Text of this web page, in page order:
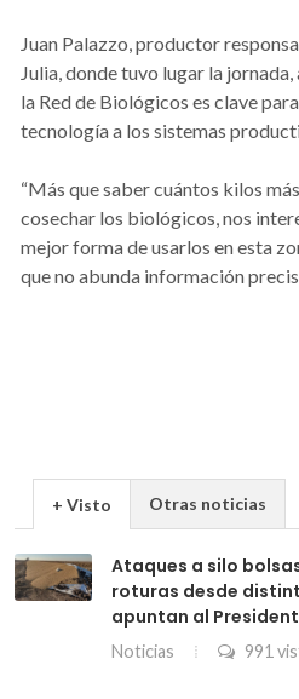
Juan Palazzo, productor
Julia, donde tuvo lugar la
la Red de Biológicos es clave
tecnología a los sistemas
“Más que saber cuántos kilos
cosechar los biológicos, nos
mejor forma de usarlos en esta
que no abunda información
+ Visto Otras noticias
Ataques a silo
roturas desde
apuntan al
Noticias 991